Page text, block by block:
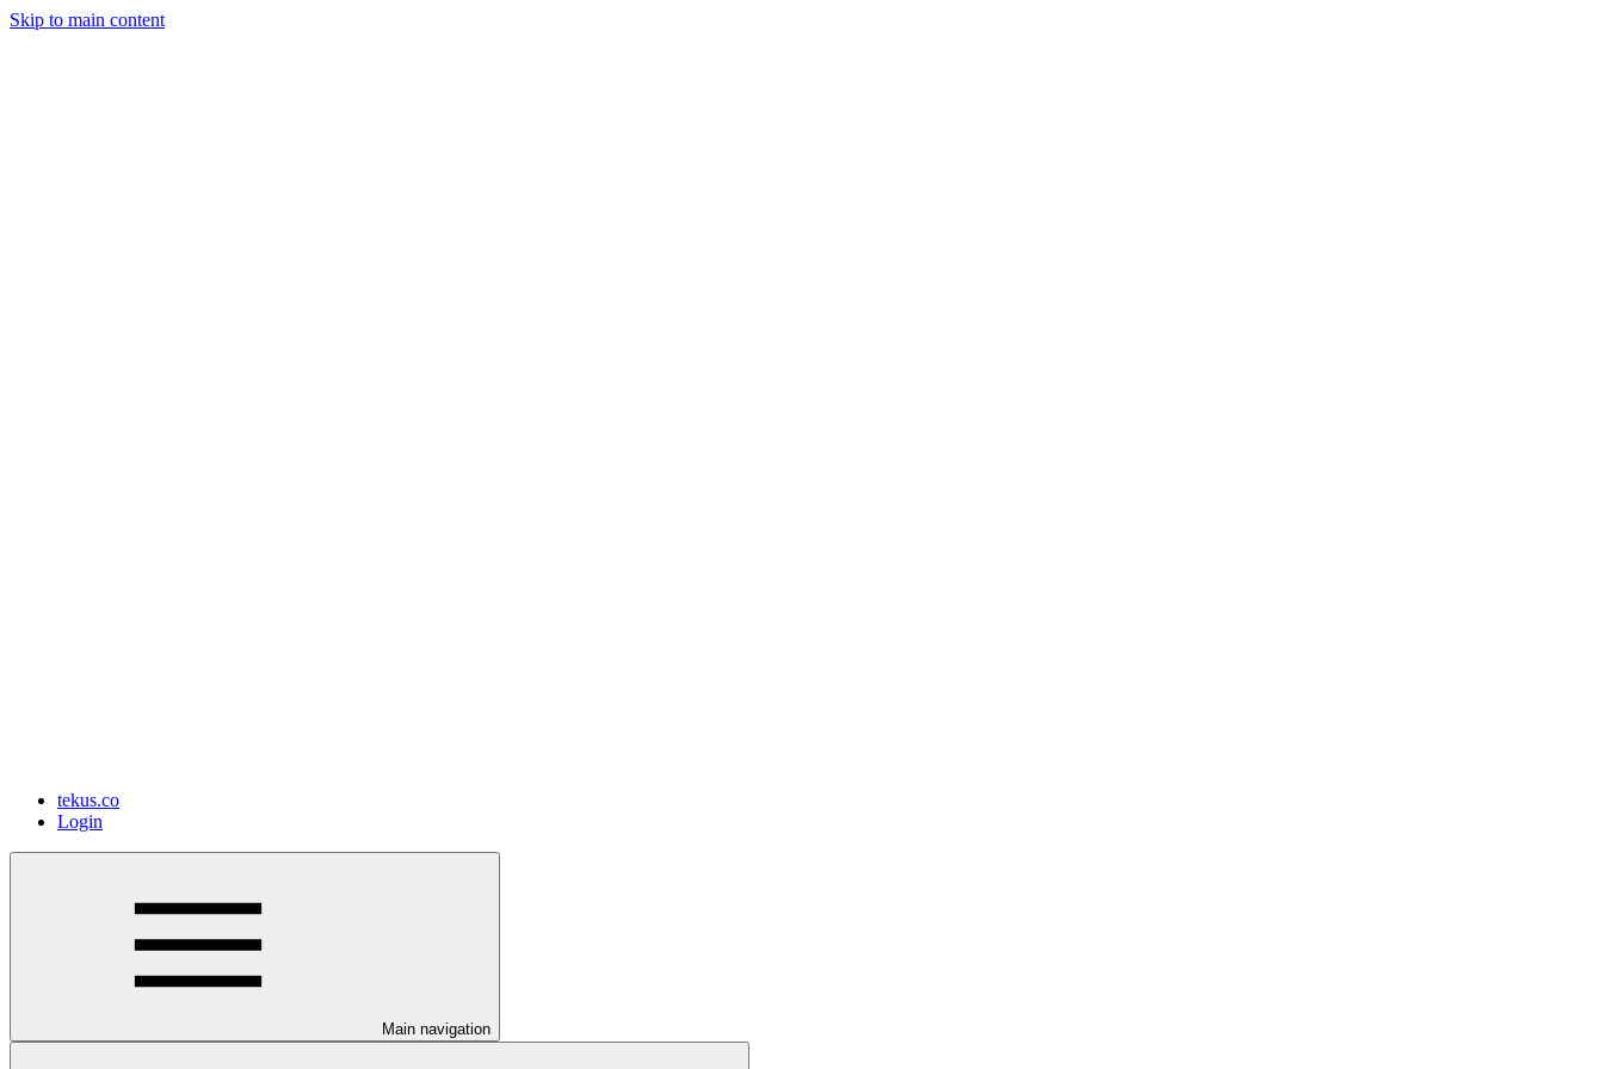
Skip to main content
tekus.co
Login
Main navigation